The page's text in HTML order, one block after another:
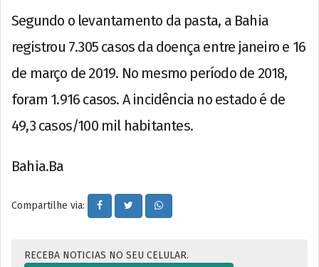
Segundo o levantamento da pasta, a Bahia
registrou 7.305 casos da doença entre janeiro e 16
de março de 2019. No mesmo período de 2018,
foram 1.916 casos. A incidência no estado é de
49,3 casos/100 mil habitantes.
Bahia.Ba
Compartilhe via:
RECEBA NOTICIAS NO SEU CELULAR.